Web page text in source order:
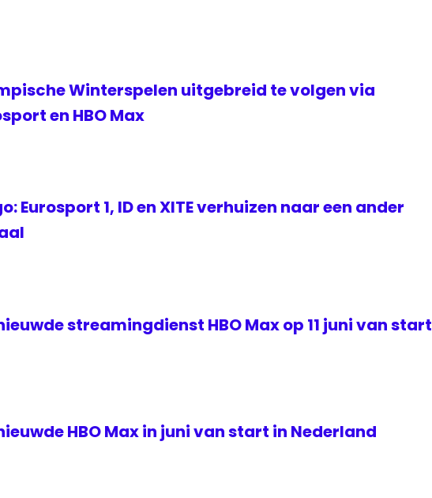
Winterspelen uitgebreid te volgen via
en HBO Max
Eurosport 1, ID en XITE verhuizen naar een ander
streamingdienst HBO Max op 11 juni van start
HBO Max in juni van start in Nederland